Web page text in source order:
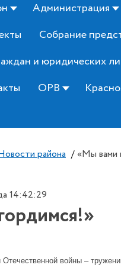
Администрация
Собрание
и юридических
ОРВ
района / «Мы вами
14:42:29
войны –